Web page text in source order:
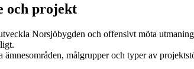
och projekt
Norsjöbygden och offensivt möta
målgrupper och typer av